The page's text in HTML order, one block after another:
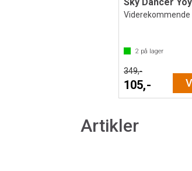
2 på lager
349,-
105,-
Artikler